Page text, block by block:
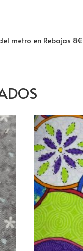
metro en Rebajas